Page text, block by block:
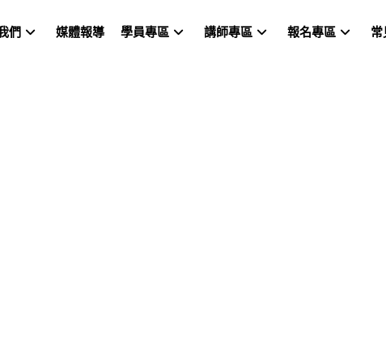
們 媒體報導 學員專區 講師專區 報名專區 常